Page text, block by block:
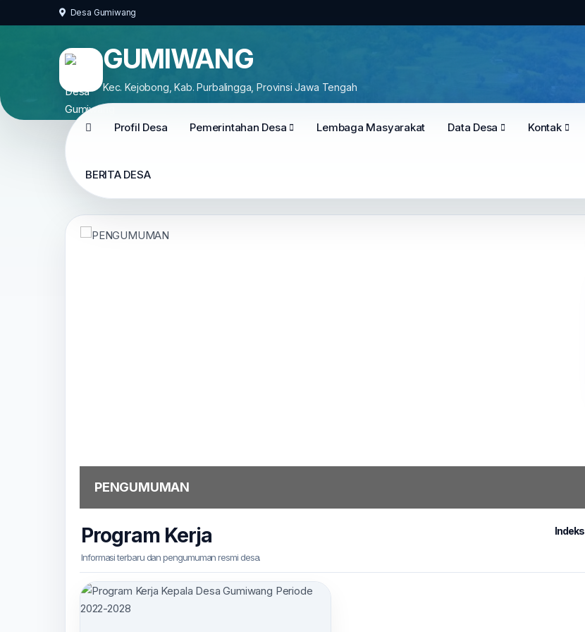
Desa Gumiwang
GUMIWANG
Kec. Kejobong, Kab. Purbalingga, Provinsi Jawa Tengah
Profil Desa Pemerintahan Desa Lembaga Masyarakat Data Desa Kontak
BERITA DESA
PENGUMUMAN
Program Kerja
Informasi terbaru dan pengumuman resmi desa.
Indeks